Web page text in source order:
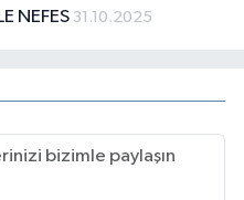
NEFES 31.10.2025